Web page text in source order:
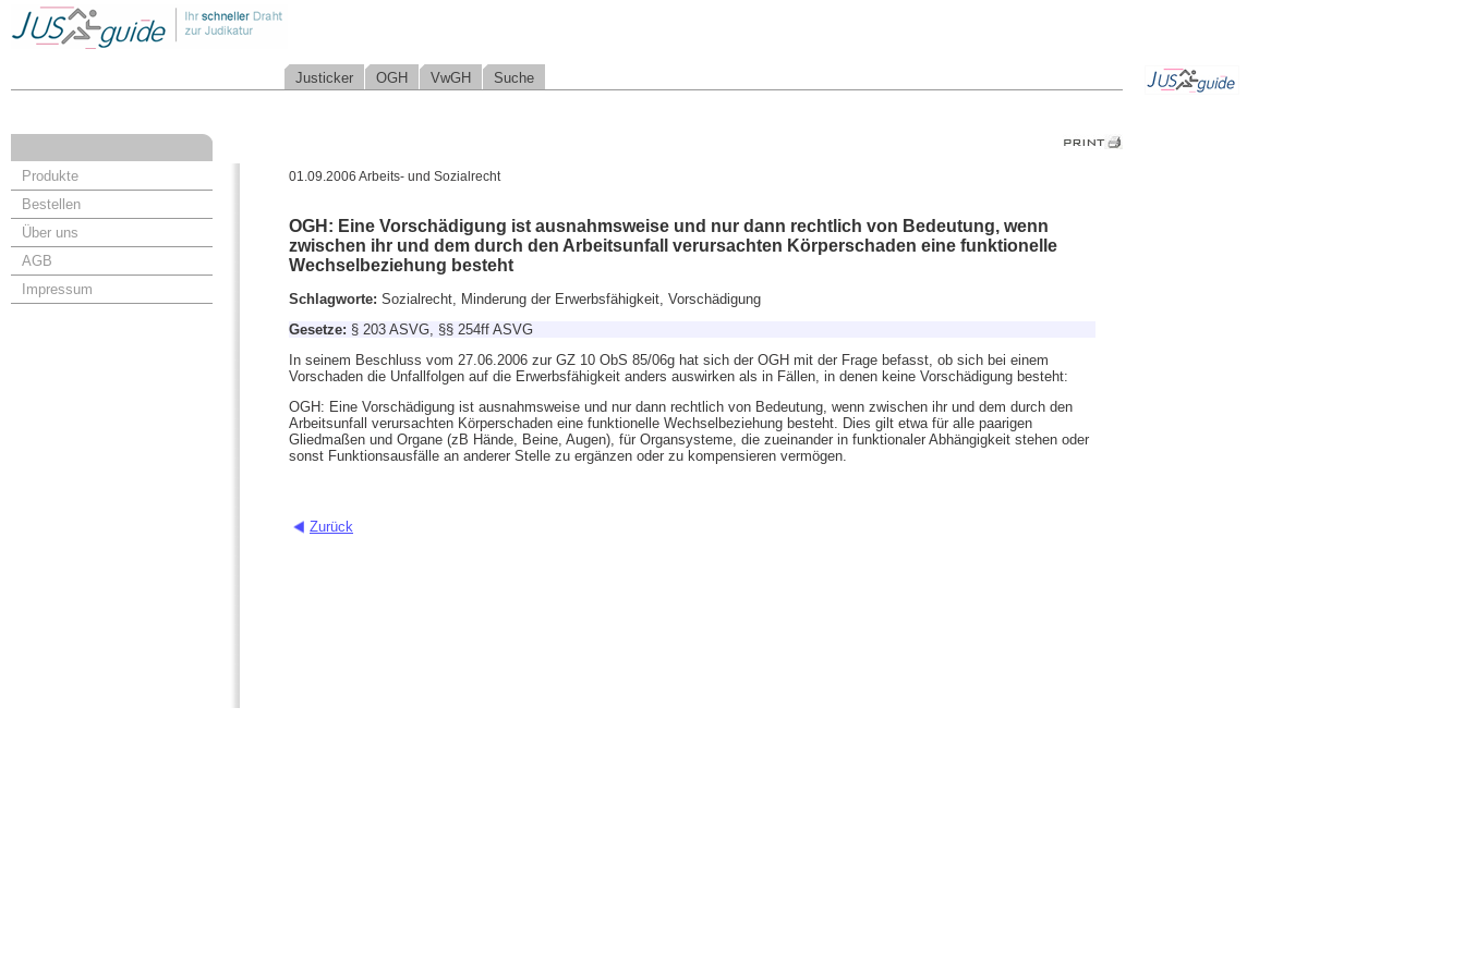
Justicker OGH VwGH Suche
Produkte
Bestellen
Über uns
AGB
Impressum
01.09.2006 Arbeits- und Sozialrecht
OGH: Eine Vorschädigung ist ausnahmsweise und nur dann rechtlich von Bedeutung, wenn
zwischen ihr und dem durch den Arbeitsunfall verursachten Körperschaden eine funktionelle
Wechselbeziehung besteht
Schlagworte: Sozialrecht, Minderung der Erwerbsfähigkeit, Vorschädigung
Gesetze: § 203 ASVG, §§ 254ff ASVG
In seinem Beschluss vom 27.06.2006 zur GZ 10 ObS 85/06g hat sich der OGH mit der Frage befasst, ob sich bei einem
Vorschaden die Unfallfolgen auf die Erwerbsfähigkeit anders auswirken als in Fällen, in denen keine Vorschädigung besteht:
OGH: Eine Vorschädigung ist ausnahmsweise und nur dann rechtlich von Bedeutung, wenn zwischen ihr und dem durch den
Arbeitsunfall verursachten Körperschaden eine funktionelle Wechselbeziehung besteht. Dies gilt etwa für alle paarigen
Gliedmaßen und Organe (zB Hände, Beine, Augen), für Organsysteme, die zueinander in funktionaler Abhängigkeit stehen oder
sonst Funktionsausfälle an anderer Stelle zu ergänzen oder zu kompensieren vermögen.
Zurück